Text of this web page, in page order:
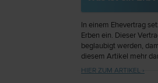
In einem Ehevertrag
Erben ein. Dieser
beglaubigt werden,
diesem Artikel mehr
Testament ist und was
HIER ZUM ARTIKEL ›